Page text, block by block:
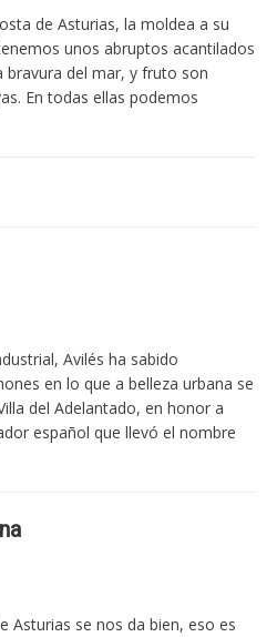
de Asturias, la moldea a su
unos abruptos acantilados
bravura del mar, y fruto son
En todas ellas podemos
Avilés ha sabido
en lo que a belleza urbana se
del Adelantado, en honor a
español que llevó el nombre
Asturias se nos da bien, eso es